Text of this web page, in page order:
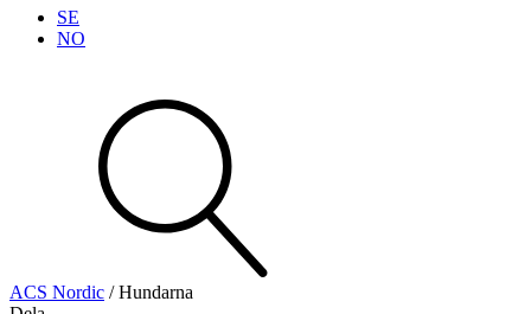
SE
NO
Se alla kategorier
Se alla produkter
ACS Nordic /Hundarna